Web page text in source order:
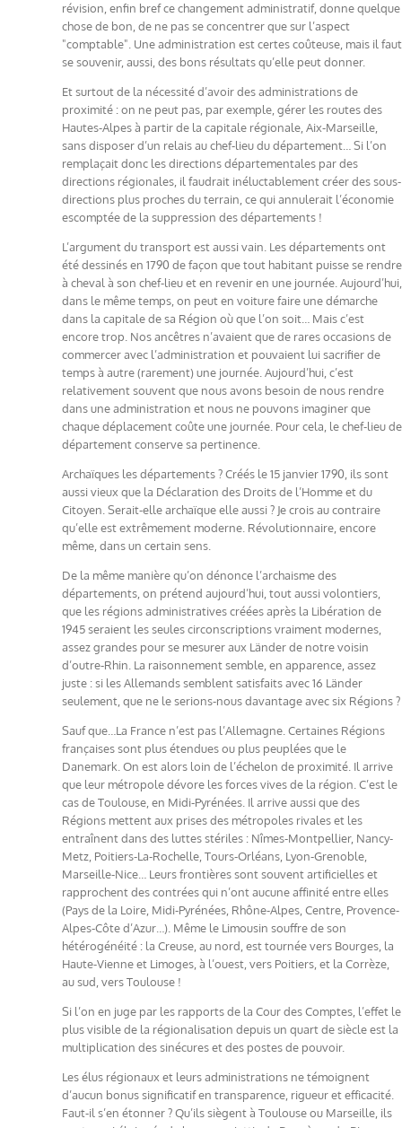
révision, enfin bref ce changement administratif, donne quelque
chose de bon, de ne pas se concentrer que sur l’aspect
"comptable". Une administration est certes coûteuse, mais il faut
se souvenir, aussi, des bons résultats qu’elle peut donner.
Et surtout de la nécessité d’avoir des administrations de
proximité : on ne peut pas, par exemple, gérer les routes des
Hautes-Alpes à partir de la capitale régionale, Aix-Marseille,
sans disposer d’un relais au chef-lieu du département… Si l’on
remplaçait donc les directions départementales par des
directions régionales, il faudrait inéluctablement créer des sous-
directions plus proches du terrain, ce qui annulerait l’économie
escomptée de la suppression des départements !
L’argument du transport est aussi vain. Les départements ont
été dessinés en 1790 de façon que tout habitant puisse se rendre
à cheval à son chef-lieu et en revenir en une journée. Aujourd’hui,
dans le même temps, on peut en voiture faire une démarche
dans la capitale de sa Région où que l’on soit… Mais c’est
encore trop. Nos ancêtres n’avaient que de rares occasions de
commercer avec l’administration et pouvaient lui sacrifier de
temps à autre (rarement) une journée. Aujourd’hui, c’est
relativement souvent que nous avons besoin de nous rendre
dans une administration et nous ne pouvons imaginer que
chaque déplacement coûte une journée. Pour cela, le chef-lieu de
département conserve sa pertinence.
Archaïques les départements ? Créés le 15 janvier 1790, ils sont
aussi vieux que la Déclaration des Droits de l’Homme et du
Citoyen. Serait-elle archaïque elle aussi ? Je crois au contraire
qu’elle est extrêmement moderne. Révolutionnaire, encore
même, dans un certain sens.
De la même manière qu’on dénonce l’archaisme des
départements, on prétend aujourd’hui, tout aussi volontiers,
que les régions administratives créées après la Libération de
1945 seraient les seules circonscriptions vraiment modernes,
assez grandes pour se mesurer aux Länder de notre voisin
d’outre-Rhin. La raisonnement semble, en apparence, assez
juste : si les Allemands semblent satisfaits avec 16 Länder
seulement, que ne le serions-nous davantage avec six Régions ?
Sauf que…La France n’est pas l’Allemagne. Certaines Régions
françaises sont plus étendues ou plus peuplées que le
Danemark. On est alors loin de l’échelon de proximité. Il arrive
que leur métropole dévore les forces vives de la région. C’est le
cas de Toulouse, en Midi-Pyrénées. Il arrive aussi que des
Régions mettent aux prises des métropoles rivales et les
entraînent dans des luttes stériles : Nîmes-Montpellier, Nancy-
Metz, Poitiers-La-Rochelle, Tours-Orléans, Lyon-Grenoble,
Marseille-Nice… Leurs frontières sont souvent artificielles et
rapprochent des contrées qui n’ont aucune affinité entre elles
(Pays de la Loire, Midi-Pyrénées, Rhône-Alpes, Centre, Provence-
Alpes-Côte d’Azur…). Même le Limousin souffre de son
hétérogénéité : la Creuse, au nord, est tournée vers Bourges, la
Haute-Vienne et Limoges, à l’ouest, vers Poitiers, et la Corrèze,
au sud, vers Toulouse !
Si l’on en juge par les rapports de la Cour des Comptes, l’effet le
plus visible de la régionalisation depuis un quart de siècle est la
multiplication des sinécures et des postes de pouvoir.
Les élus régionaux et leurs administrations ne témoignent
d’aucun bonus significatif en transparence, rigueur et efficacité.
Faut-il s’en étonner ? Qu’ils siègent à Toulouse ou Marseille, ils